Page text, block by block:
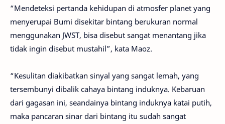
“Mendeteksi pertanda kehidupan di atmosfer planet yang
menyerupai Bumi disekitar bintang berukuran normal
menggunakan JWST, bisa disebut sangat menantang jika
tidak ingin disebut mustahil”, kata Maoz.
“Kesulitan diakibatkan sinyal yang sangat lemah, yang
tersembunyi dibalik cahaya bintang induknya. Kebaruan
dari gagasan ini, seandainya bintang induknya katai putih,
maka pancaran sinar dari bintang itu sudah sangat